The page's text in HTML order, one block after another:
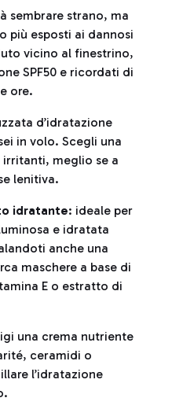
sembrare strano, ma
più esposti ai dannosi
vicino al finestrino,
SPF50 e ricordati di
ore.
d’idratazione
in volo. Scegli una
meglio se a
lenitiva.
idratante: ideale per
e idratata
anche una
maschere a base di
E o estratto di
una crema nutriente
ceramidi o
l’idratazione